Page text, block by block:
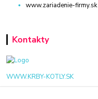
www.zariadenie-firmy.sk
Kontakty
WWW.KRBY-KOTLY.SK